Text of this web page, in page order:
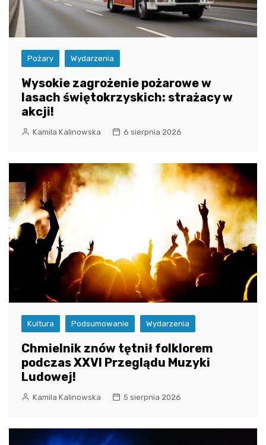
Pożary Wydarzenia
Wysokie zagrożenie pożarowe w
lasach świętokrzyskich: strażacy w
akcji!
Kamila Kalinowska 6 sierpnia 2026
Kultura Podsumowanie Wydarzenia
Chmielnik znów tętnił folklorem
podczas XXVI Przeglądu Muzyki
Ludowej!
Kamila Kalinowska 5 sierpnia 2026